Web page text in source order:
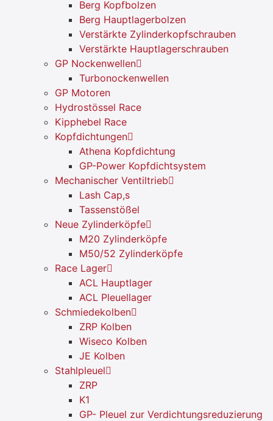
Berg Kopfbolzen
Berg Hauptlagerbolzen
Verstärkte Zylinderkopfschrauben
Verstärkte Hauptlagerschrauben
GP Nockenwellen
Turbonockenwellen
GP Motoren
Hydrostössel Race
Kipphebel Race
Kopfdichtungen
Athena Kopfdichtung
GP-Power Kopfdichtsystem
Mechanischer Ventiltrieb
Lash Cap,s
Tassenstößel
Neue Zylinderköpfe
M20 Zylinderköpfe
M50/52 Zylinderköpfe
Race Lager
ACL Hauptlager
ACL Pleuellager
Schmiedekolben
ZRP Kolben
Wiseco Kolben
JE Kolben
Stahlpleuel
ZRP
K1
GP- Pleuel zur Verdichtungsreduzierung